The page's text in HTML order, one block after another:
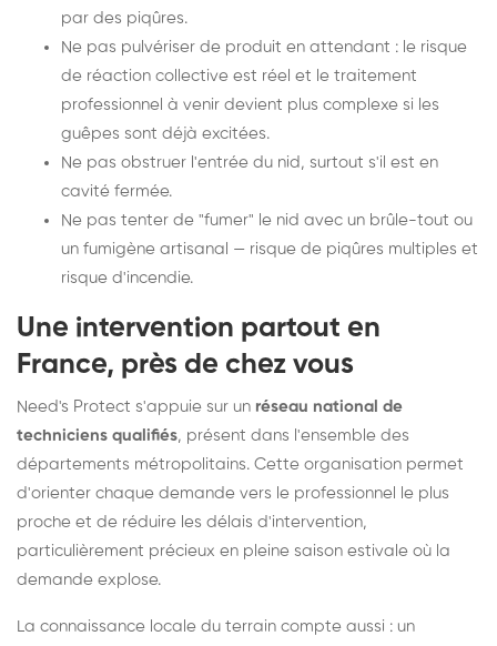
par des piqûres.
Ne pas pulvériser de produit en attendant : le risque
de réaction collective est réel et le traitement
professionnel à venir devient plus complexe si les
guêpes sont déjà excitées.
Ne pas obstruer l'entrée du nid, surtout s'il est en
cavité fermée.
Ne pas tenter de "fumer" le nid avec un brûle-tout ou
un fumigène artisanal — risque de piqûres multiples et
risque d'incendie.
Une intervention partout en
France, près de chez vous
Need's Protect s'appuie sur un réseau national de
techniciens qualifiés, présent dans l'ensemble des
départements métropolitains. Cette organisation permet
d'orienter chaque demande vers le professionnel le plus
proche et de réduire les délais d'intervention,
particulièrement précieux en pleine saison estivale où la
demande explose.
La connaissance locale du terrain compte aussi : un